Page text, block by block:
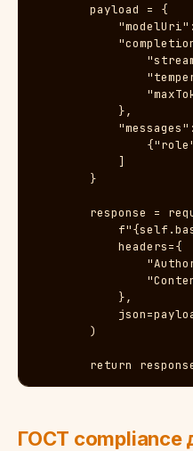
        payload = {
            },
            ]
        }
response =
            headers={
            },
        )
return
ГОСТ compliance